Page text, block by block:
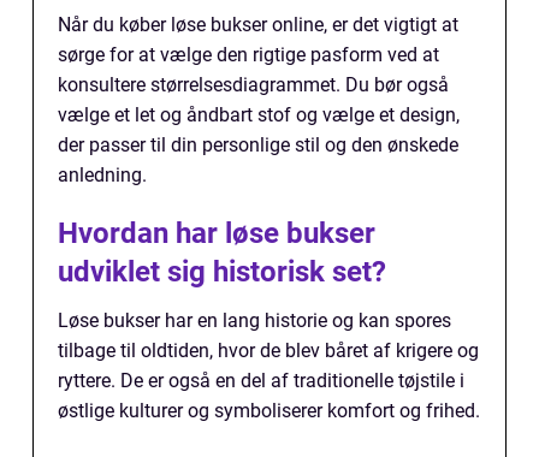
Når du køber løse bukser online, er det vigtigt at
sørge for at vælge den rigtige pasform ved at
konsultere størrelsesdiagrammet. Du bør også
vælge et let og åndbart stof og vælge et design,
der passer til din personlige stil og den ønskede
anledning.
Hvordan har løse bukser
udviklet sig historisk set?
Løse bukser har en lang historie og kan spores
tilbage til oldtiden, hvor de blev båret af krigere og
ryttere. De er også en del af traditionelle tøjstile i
østlige kulturer og symboliserer komfort og frihed.